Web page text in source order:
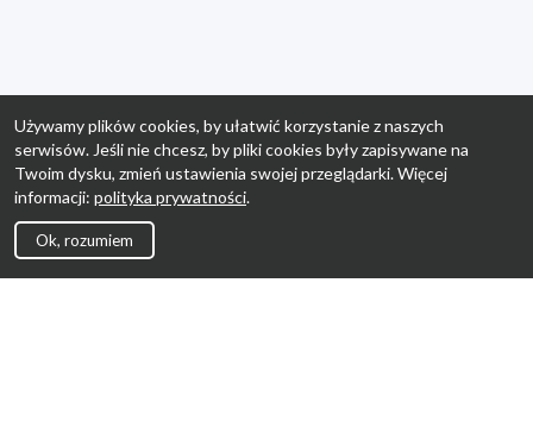
Używamy plików cookies, by ułatwić korzystanie z naszych
serwisów. Jeśli nie chcesz, by pliki cookies były zapisywane na
Twoim dysku, zmień ustawienia swojej przeglądarki. Więcej
informacji: polityka prywatności.
Ok, rozumiem